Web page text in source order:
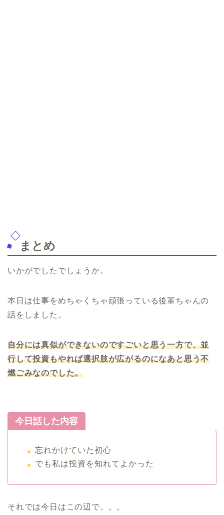
まとめ
いかがでしたでしょうか。
本日は仕事をめちゃくちゃ頑張っている後輩ちゃんの
話をしました。
自分には真似ができないのですごいと思う一方で、並
行して投資もやれば選択肢が広がるのになあと思う不
燃ごみなのでした。
今日話した内容
忘れかけていた初心
でも私は投資を知れてよかった
それでは今日はこの辺で。。。